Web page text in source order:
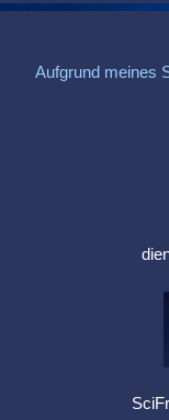
Aufgrund meines